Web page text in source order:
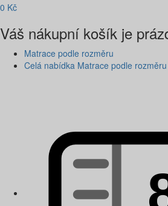
0 Kč
Váš nákupní košík je
Matrace podle rozměru
Celá nabídka Matrace podle rozměru